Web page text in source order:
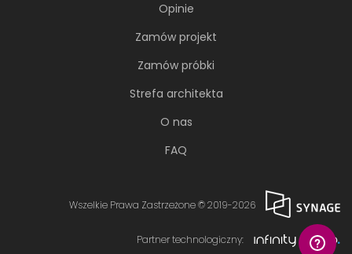
Opinie
Zamów projekt
Zamów próbki
Strefa architekta
O nas
FAQ
Wszelkie Prawa Zastrzeżone © 2019-2026
Partner technologiczny: